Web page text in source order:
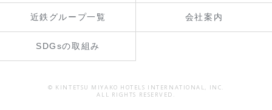
近鉄グループ一覧 会社案内
SDGsの取組み
© KINTETSU MIYAKO HOTELS INTERNATIONAL, INC.
ALL RIGHTS RESERVED.